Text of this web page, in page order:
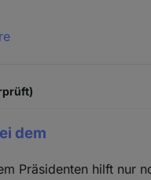
dem
Präsidenten hilft nur